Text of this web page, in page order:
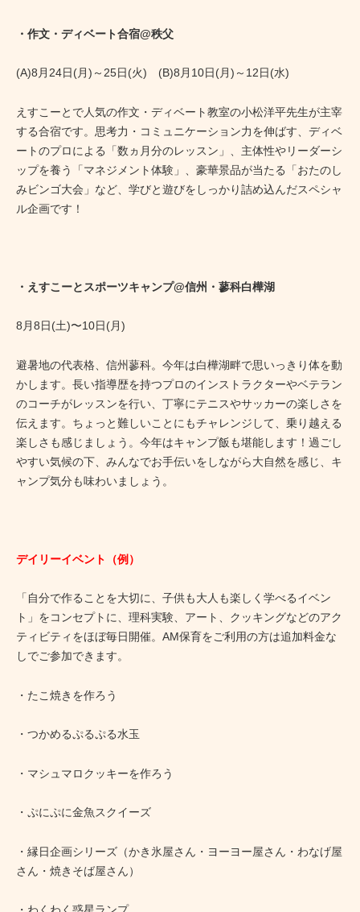
・作文・ディベート合宿@秩父
(A)8月24日(月)～25日(火) (B)8月10日(月)～12日(水)
えすこーとで人気の作文・ディベート教室の小松洋平先生が主宰
する合宿です。思考力・コミュニケーション力を伸ばす、ディベ
ートのプロによる「数ヵ月分のレッスン」、主体性やリーダーシ
ップを養う「マネジメント体験」、豪華景品が当たる「おたのし
みビンゴ大会」など、学びと遊びをしっかり詰め込んだスペシャ
ル企画です！
・えすこーとスポーツキャンプ@信州・蓼科白樺湖
8月8日(土)〜10日(月)
避暑地の代表格、信州蓼科。今年は白樺湖畔で思いっきり体を動
かします。長い指導歴を持つプロのインストラクターやベテラン
のコーチがレッスンを行い、丁寧にテニスやサッカーの楽しさを
伝えます。ちょっと難しいことにもチャレンジして、乗り越える
楽しさも感じましょう。今年はキャンプ飯も堪能します！過ごし
やすい気候の下、みんなでお手伝いをしながら大自然を感じ、キ
ャンプ気分も味わいましょう。
デイリーイベント（例）
「自分で作ることを大切に、子供も大人も楽しく学べるイベン
ト」をコンセプトに、理科実験、アート、クッキングなどのアク
ティビティをほぼ毎日開催。AM保育をご利用の方は追加料金な
しでご参加できます。
・たこ焼きを作ろう
・つかめるぷるぷる水玉
・マシュマロクッキーを作ろう
・ぷにぷに金魚スクイーズ
・縁日企画シリーズ（かき氷屋さん・ヨーヨー屋さん・わなげ屋
さん・焼きそば屋さん）